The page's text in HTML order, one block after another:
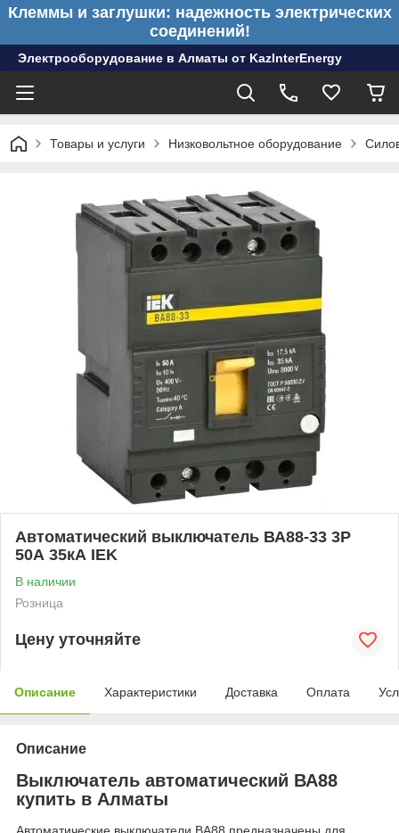
Клеммы и заглушки: надежность электрических
соединений!
Электрооборудование в Алматы от KazInterEnergy
Товары и услуги Низковольтное оборудование
Автоматический выключатель ВА88-33 3Р
50А 35кА IEK
В наличии
Розница
Цену уточняйте
Описание Характеристики Доставка Оплата
Описание
Выключатель автоматический ВА88
купить в Алматы